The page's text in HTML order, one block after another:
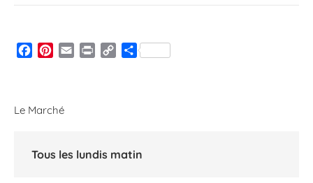
Facebook
Pinterest
Email Print
CopyPartager
Le Marché
Tous les lundis matin